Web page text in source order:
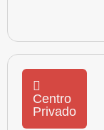
Centro
Privado